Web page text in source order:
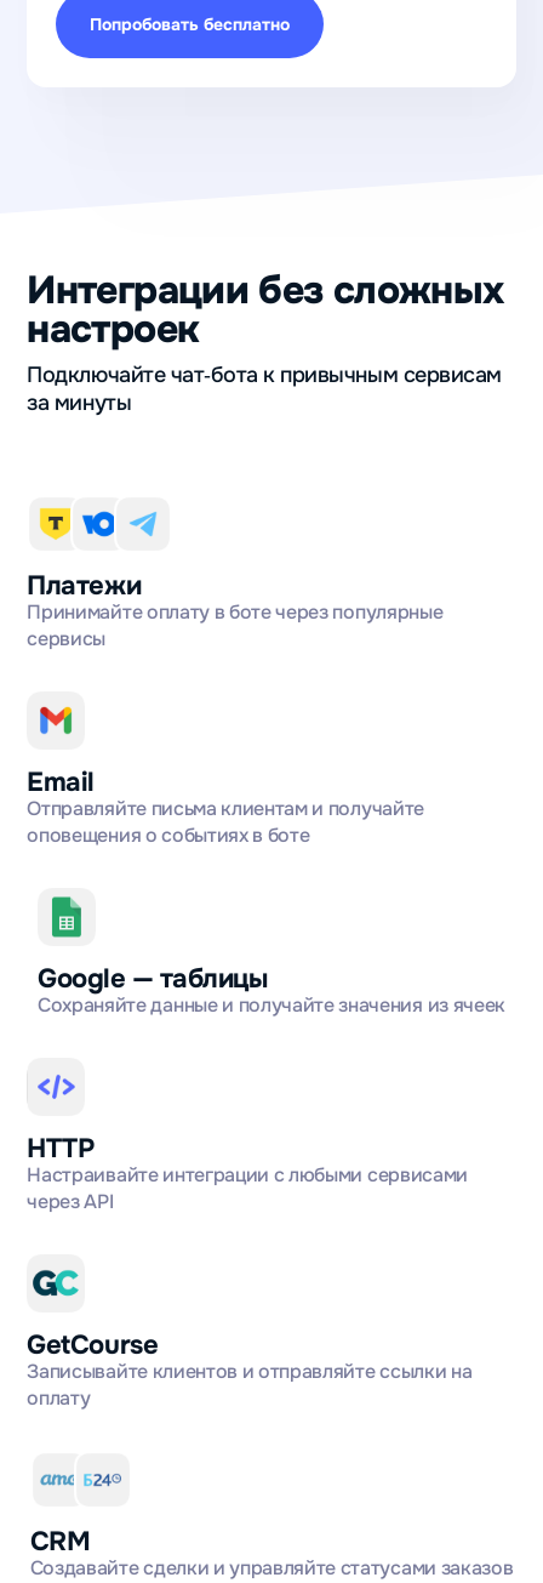
Попробовать бесплатно
Интеграции без сложных
настроек
Подключайте чат‑бота к привычным сервисам
за минуты
Платежи
Принимайте оплату в боте через популярные
сервисы
Email
Отправляйте письма клиентам и получайте
оповещения о событиях в боте
Google — таблицы
Сохраняйте данные и получайте значения из ячеек
HTTP
Настраивайте интеграции с любыми сервисами
через API
GetCourse
Записывайте клиентов и отправляйте ссылки на
оплату
CRM
Создавайте сделки и управляйте статусами заказов